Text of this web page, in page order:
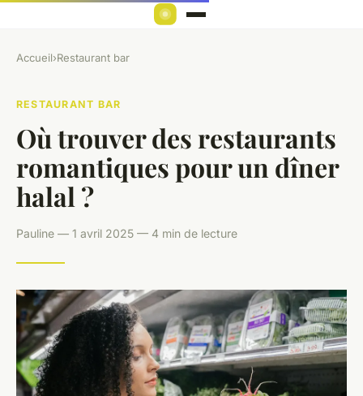
Accueil›Restaurant bar
RESTAURANT BAR
Où trouver des restaurants
romantiques pour un dîner
halal ?
Pauline — 1 avril 2025 — 4 min de lecture